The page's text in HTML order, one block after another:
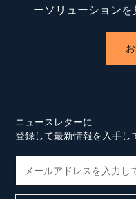
ーソリューションを
ニュースレターに
登録して最新情報を入手し